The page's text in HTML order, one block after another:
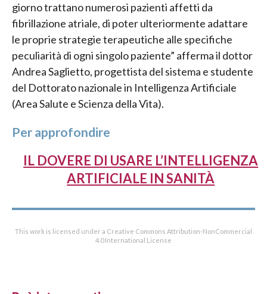
giorno trattano numerosi pazienti affetti da
fibrillazione atriale, di poter ulteriormente adattare
le proprie strategie terapeutiche alle specifiche
peculiarità di ogni singolo paziente” afferma il dottor
Andrea Saglietto, progettista del sistema e studente
del Dottorato nazionale in Intelligenza Artificiale
(Area Salute e Scienza della Vita).
Per approfondire
IL DOVERE DI USARE L’INTELLIGENZA
ARTIFICIALE IN SANITÀ
This work is licensed under a Creative Commons Attribution-NonCommercial
4.0 International License